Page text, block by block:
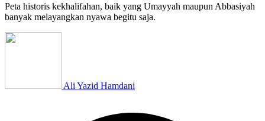
Peta historis kekhalifahan, baik yang Umayyah maupun Abbasiyah
banyak melayangkan nyawa begitu saja.
Ali Yazid Hamdani